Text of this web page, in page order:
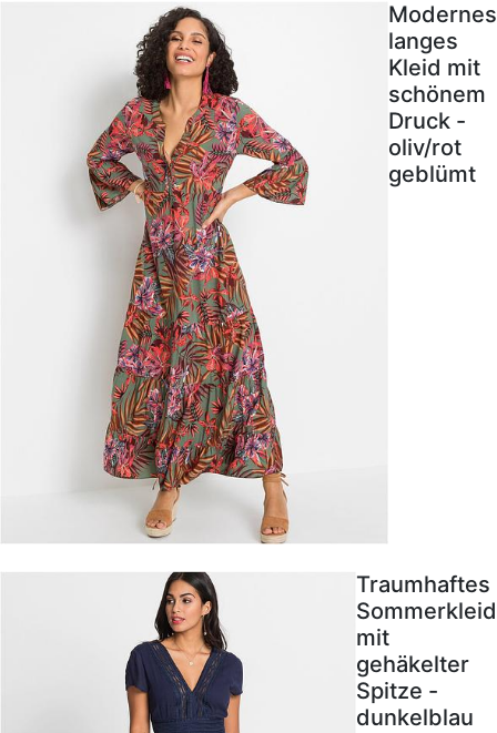
Modernes
langes
Kleid mit
schönem
Druck -
oliv/rot
geblümt
Traumhaftes
Sommerkleid
mit
gehäkelter
Spitze -
dunkelblau